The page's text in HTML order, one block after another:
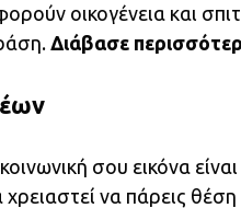
οικογένεια και
Διάβασε
σου εικόνα
χρειαστεί να πάρεις